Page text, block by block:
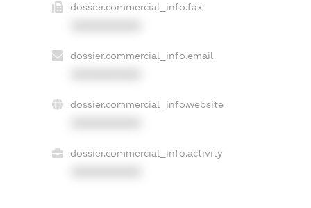
dossier.commercial_info.fax
dossier.commercial_info.email
dossier.commercial_info.website
dossier.commercial_info.activity